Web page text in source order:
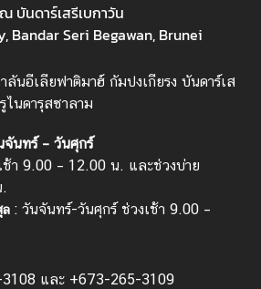
บันดาร์เสรีเบกาวัน
Bandar Seri Begawan, Brunei
นอีเลียฟาติมาฮ์ กัมปงเกียรง บันดาร์เส
ไนดารุสซาลาม
จันทร์ – วันศุกร์
า 9.00 – 12.00 น. และช่วงบ่าย
ล : วันจันทร์-วันศุกร์ ช่วงเช้า 9.00 –
และ +673-265-3109